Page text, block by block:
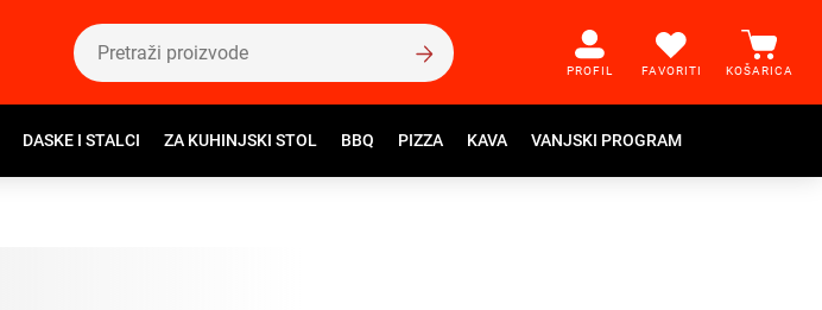
PROFIL FAVORITI KOŠARICA
DASKE I STALCI ZA KUHINJSKI STOL BBQ PIZZA KAVA VANJSKI PROGRAM